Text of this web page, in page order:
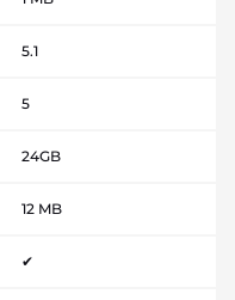
5.1
5
24GB
12 MB
✔